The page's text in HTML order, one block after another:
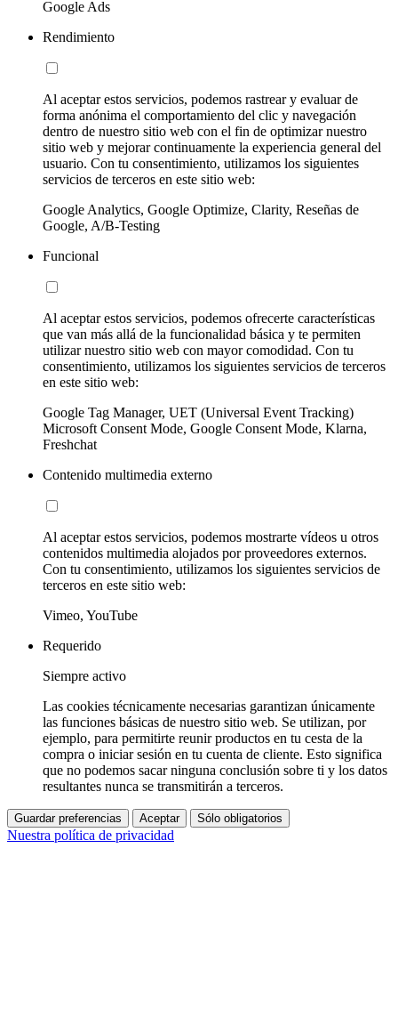
Google Ads
Rendimiento
Al aceptar estos servicios, podemos rastrear y evaluar de
forma anónima el comportamiento del clic y navegación
dentro de nuestro sitio web con el fin de optimizar nuestro
sitio web y mejorar continuamente la experiencia general del
usuario. Con tu consentimiento, utilizamos los siguientes
servicios de terceros en este sitio web:
Google Analytics, Google Optimize, Clarity, Reseñas de
Google, A/B-Testing
Funcional
Al aceptar estos servicios, podemos ofrecerte características
que van más allá de la funcionalidad básica y te permiten
utilizar nuestro sitio web con mayor comodidad. Con tu
consentimiento, utilizamos los siguientes servicios de terceros
en este sitio web:
Google Tag Manager, UET (Universal Event Tracking)
Microsoft Consent Mode, Google Consent Mode, Klarna,
Freshchat
Contenido multimedia externo
Al aceptar estos servicios, podemos mostrarte vídeos u otros
contenidos multimedia alojados por proveedores externos.
Con tu consentimiento, utilizamos los siguientes servicios de
terceros en este sitio web:
Vimeo, YouTube
Requerido
Siempre activo
Las cookies técnicamente necesarias garantizan únicamente
las funciones básicas de nuestro sitio web. Se utilizan, por
ejemplo, para permitirte reunir productos en tu cesta de la
compra o iniciar sesión en tu cuenta de cliente. Esto significa
que no podemos sacar ninguna conclusión sobre ti y los datos
resultantes nunca se transmitirán a terceros.
Guardar preferencias Aceptar Sólo obligatorios
Nuestra política de privacidad